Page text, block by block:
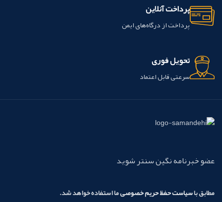
پرداخت آنلاین
پرداخت از درگاه‌های ایمن
تحویل فوری
سرعتی قابل اعتماد
عضو خبرنامه نگین سنتر شوید
مطابق باسیاست حفظ حریم خصوصیما استفاده خواهد شد.